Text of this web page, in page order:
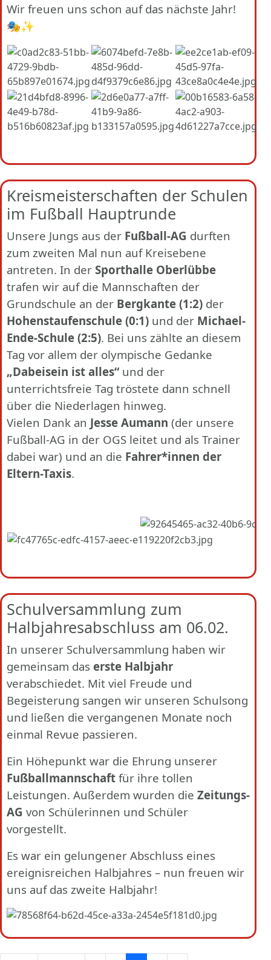
Wir freuen uns schon auf das nächste Jahr!
🎭✨
Kreismeisterschaften der Schulen
im Fußball Hauptrunde
Unsere Jungs aus der Fußball-AG durften
zum zweiten Mal nun auf Kreisebene
antreten. In der Sporthalle Oberlübbe
trafen wir auf die Mannschaften der
Grundschule an der Bergkante (1:2) der
Hohenstaufenschule (0:1) und der Michael-
Ende-Schule (2:5). Bei uns zählte an diesem
Tag vor allem der olympische Gedanke
„Dabeisein ist alles“ und der
unterrichtsfreie Tag tröstete dann schnell
über die Niederlagen hinweg.
Vielen Dank an Jesse Aumann (der unsere
Fußball-AG in der OGS leitet und als Trainer
dabei war) und an die Fahrer*innen der
Eltern-Taxis.
Schulversammlung zum
Halbjahresabschluss am 06.02.
In unserer Schulversammlung haben wir
gemeinsam das erste Halbjahr
verabschiedet. Mit viel Freude und
Begeisterung sangen wir unseren Schulsong
und ließen die vergangenen Monate noch
einmal Revue passieren.
Ein Höhepunkt war die Ehrung unserer
Fußballmannschaft für ihre tollen
Leistungen. Außerdem wurden die Zeitungs-
AG von Schülerinnen und Schüler
vorgestellt.
Es war ein gelungener Abschluss eines
ereignisreichen Halbjahres – nun freuen wir
uns auf das zweite Halbjahr!